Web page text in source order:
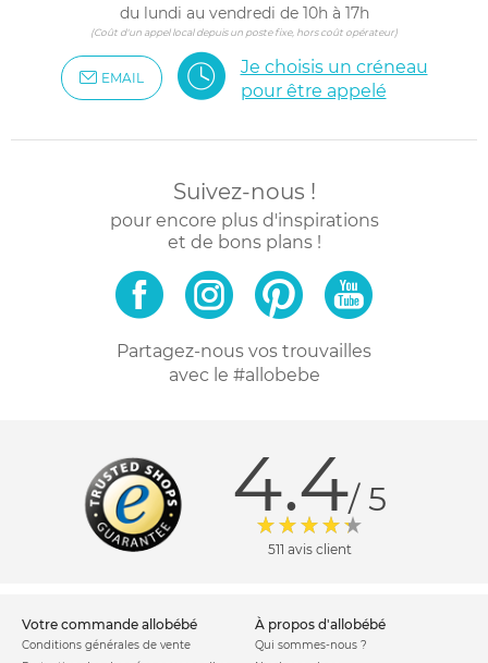
du lundi au vendredi de 10h à 17h
(Coût d'un appel local depuis un poste fixe, hors coût opérateur)
EMAIL
Je choisis un créneau
pour être appelé
Suivez-nous !
pour encore plus d'inspirations
et de bons plans !
Partagez-nous vos trouvailles
avec le #allobebe
4.4/ 5
511 avis client
votre commande allobébé
Conditions générales de vente
à propos d'allobébé
Qui sommes-nous ?